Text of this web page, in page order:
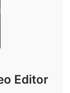
Editor